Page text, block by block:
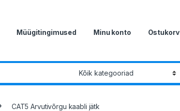
Müügitingimused Minu konto Ostukorv
CAT5 Arvutivõrgu kaabli jätk